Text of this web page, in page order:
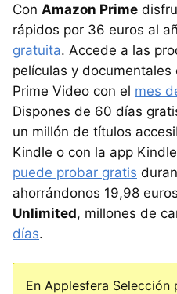
Con Amazon Prime
rápidos por 36 euros al
gratuita. Accede a las
películas y documentales
Prime Video con el mes
Dispones de 60 días
un millón de títulos
Kindle o con la app
puede probar gratis
ahorrándonos 19,98
Unlimited, millones de
días.
En Applesfera Selección